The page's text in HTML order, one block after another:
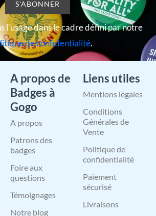
l’usage dans le cadre défini par notre
de confidentialité.
A propos de
Badges à
Gogo
A propos
Patrons des
badges
Foire aux
questions
Témoignages
Notre blog
Liens utiles
Mentions légales
Conditions
Générales de
Vente
Politique de
confidentialité
Paiement
sécurisé
Livraisons